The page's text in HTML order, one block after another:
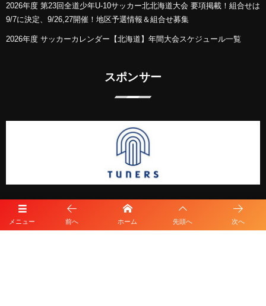
メニュー 前へ ホーム 先頭へ 次へ
2026年度 第23回全道少年U-10サッカー北北海道大会 要項掲載！組合せは
9/7に決定、9/26,27開催！地区予選情報＆組合せ募集
2026年度 サッカーカレンダー【北海道】年間大会スケジュール一覧
スポンサー